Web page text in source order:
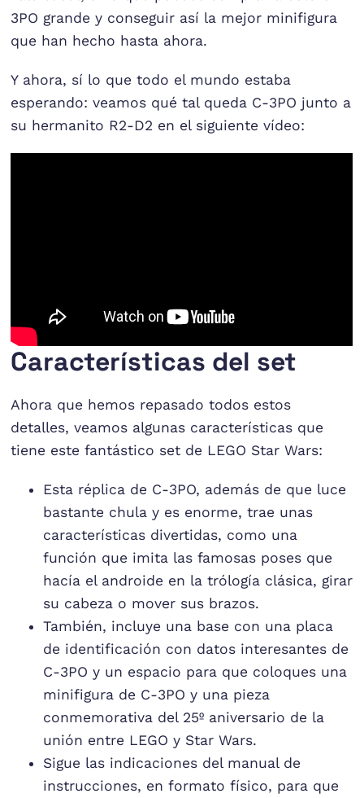
3PO grande y conseguir así la mejor minifigura
que han hecho hasta ahora.
Y ahora, sí lo que todo el mundo estaba
esperando: veamos qué tal queda C-3PO junto a
su hermanito R2-D2 en el siguiente vídeo:
Características del set
Ahora que hemos repasado todos estos
detalles, veamos algunas características que
tiene este fantástico set de LEGO Star Wars:
Esta réplica de C-3PO, además de que luce
bastante chula y es enorme, trae unas
características divertidas, como una
función que imita las famosas poses que
hacía el androide en la trólogía clásica, girar
su cabeza o mover sus brazos.
También, incluye una base con una placa
de identificación con datos interesantes de
C-3PO y un espacio para que coloques una
minifigura de C-3PO y una pieza
conmemorativa del 25º aniversario de la
unión entre LEGO y Star Wars.
Sigue las indicaciones del manual de
instrucciones, en formato físico, para que